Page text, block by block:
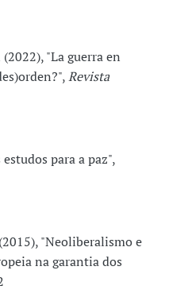
"La guerra en
Revista
para a paz",
"Neoliberalismo e
na garantia dos